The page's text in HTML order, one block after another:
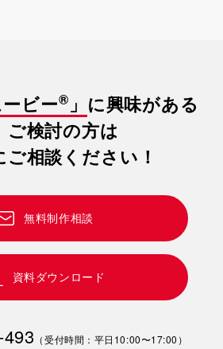
ビー® 」 に興味がある
ご検討の方は
相談ください！
無料制作相談
資料ダウンロード
（受付時間：平日10:00〜17:00）